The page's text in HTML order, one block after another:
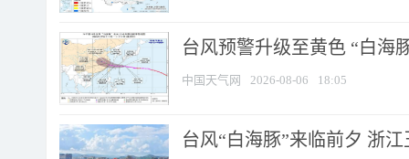
台风预警升级至黄色 “白海
中国天气网 2026-08-06 18:05
台风“白海豚”来临前夕 浙